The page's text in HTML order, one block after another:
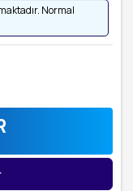
Normal